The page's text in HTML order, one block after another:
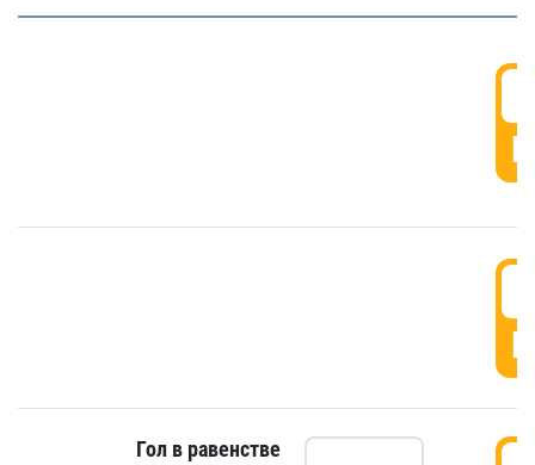
Гол в равенстве